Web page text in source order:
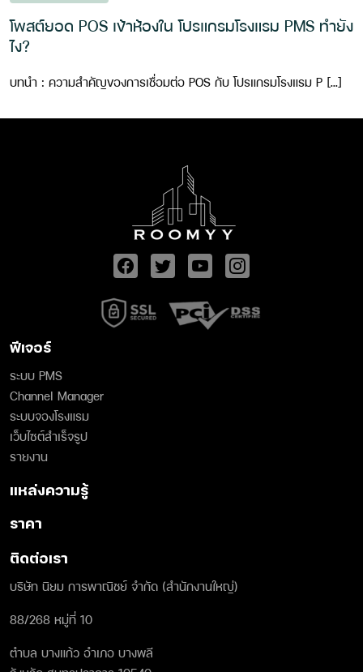
โพสต์ยอด POS เข้าห้องใน โปรแกรมโรงแรม PMS ทำยัง
ไง?
บทนำ : ความสำคัญของการเชื่อมต่อ POS กับ โปรแกรมโรงแรม P […]
ฟีเจอร์
ระบบ PMS
Channel Manager
ระบบจองโรงแรม
เว็บไซต์สำเร็จรูป
รายงาน
แหล่งความรู้
ราคา
ติดต่อเรา
บริษัท นิยม การพาณิชย์ จำกัด (สำนักงานใหญ่)
88/268 หมู่ที่ 10
ตำบล บางแก้ว อำเภอ บางพลี